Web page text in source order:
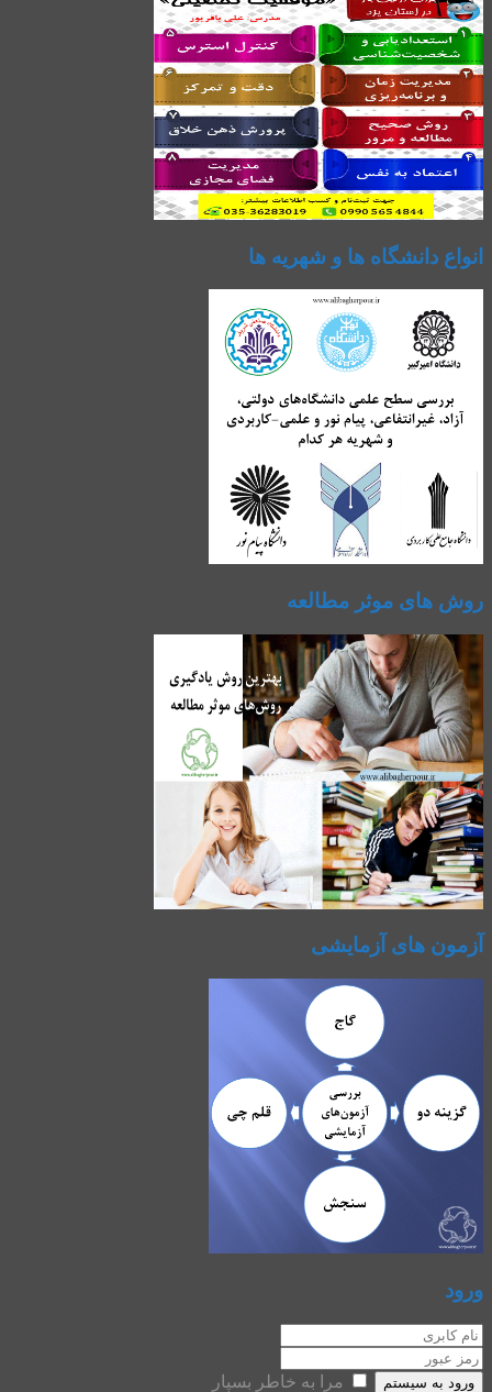
انواع دانشگاه ها و شهریه ها
روش های موثر مطالعه
آزمون های آزمایشی
ورود
ورود به سیستم مرا به خاطر بسپار